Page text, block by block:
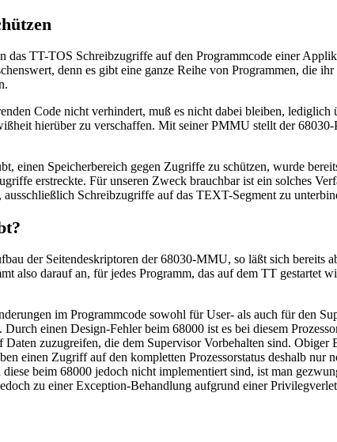
das TT-TOS Schreibzugriffe auf den Programmcode einer
denn es gibt eine ganze Reihe von Programmen, die
Code nicht verhindert, muß es nicht dabei bleiben,
hierüber zu verschaffen. Mit seiner PMMU stellt der
einen Speicherbereich gegen Zugriffe zu schützen, wurde
erstreckte. Für unseren Zweck brauchbar ist ein solches
ausschließlich Schreibzugriffe auf das TEXT-Segment zu
der Seitendeskriptoren der 68030-MMU, so läßt sich bereits
also darauf an, für jedes Programm, das auf dem TT
im Programmcode sowohl für User- als auch für den
einen Design-Fehler beim 68000 ist es bei diesem
Daten zuzugreifen, die dem Supervisor Vorbehalten sind.
einen Zugriff auf den kompletten Prozessorstatus deshalb
diese beim 68000 jedoch nicht implementiert sind, ist man
zu einer Exception-Behandlung aufgrund einer